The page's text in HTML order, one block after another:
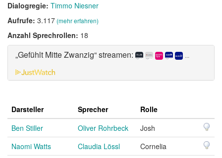
Dialogregie: Timmo Niesner
Aufrufe: 3.117(mehr erfahren)
Anzahl Sprechrollen: 18
„Gefühlt Mitte Zwanzig“ streamen: ...
Darsteller Sprecher
Rolle
Ben Stiller
Oliver Rohrbeck
Josh
Naomi Watts
Claudia Lössl
Cornelia